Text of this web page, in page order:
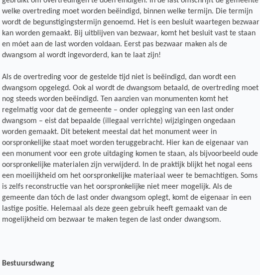
welke overtreding moet worden beëindigd, binnen welke termijn. Die termijn
wordt de begunstigingstermijn genoemd. Het is een besluit waartegen bezwaar
kan worden gemaakt. Bij uitblijven van bezwaar, komt het besluit vast te staan
en móet aan de last worden voldaan. Eerst pas bezwaar maken als de
dwangsom al wordt ingevorderd, kan te laat zijn!
Als de overtreding voor de gestelde tijd niet is beëindigd, dan wordt een
dwangsom opgelegd. Ook al wordt de dwangsom betaald, de overtreding moet
nog steeds worden beëindigd. Ten aanzien van monumenten komt het
regelmatig voor dat de gemeente – onder oplegging van een last onder
dwangsom – eist dat bepaalde (illegaal verrichte) wijzigingen ongedaan
worden gemaakt. Dit betekent meestal dat het monument weer in
oorspronkelijke staat moet worden teruggebracht. Hier kan de eigenaar van
een monument voor een grote uitdaging komen te staan, als bijvoorbeeld oude
oorspronkelijke materialen zijn verwijderd. In de praktijk blijkt het nogal eens
een moeilijkheid om het oorspronkelijke materiaal weer te bemachtigen. Soms
is zelfs reconstructie van het oorspronkelijke niet meer mogelijk. Als de
gemeente dan tóch de last onder dwangsom oplegt, komt de eigenaar in een
lastige positie. Helemaal als deze geen gebruik heeft gemaakt van de
mogelijkheid om bezwaar te maken tegen de last onder dwangsom.
Bestuursdwang